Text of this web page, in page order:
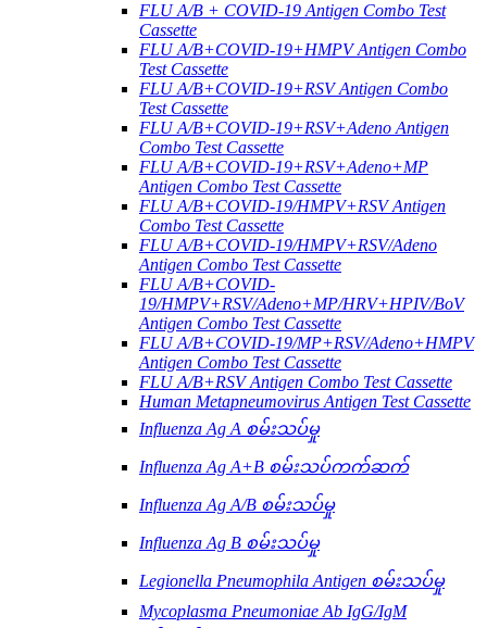
FLU A/B + COVID-19 Antigen Combo Test
Cassette
FLU A/B+COVID-19+HMPV Antigen Combo
Test Cassette
FLU A/B+COVID-19+RSV Antigen Combo
Test Cassette
FLU A/B+COVID-19+RSV+Adeno Antigen
Combo Test Cassette
FLU A/B+COVID-19+RSV+Adeno+MP
Antigen Combo Test Cassette
FLU A/B+COVID-19/HMPV+RSV Antigen
Combo Test Cassette
FLU A/B+COVID-19/HMPV+RSV/Adeno
Antigen Combo Test Cassette
FLU A/B+COVID-
19/HMPV+RSV/Adeno+MP/HRV+HPIV/BoV
Antigen Combo Test Cassette
FLU A/B+COVID-19/MP+RSV/Adeno+HMPV
Antigen Combo Test Cassette
FLU A/B+RSV Antigen Combo Test Cassette
Human Metapneumovirus Antigen Test Cassette
Influenza Ag A စမ်းသပ်မှု
Influenza Ag A+B စမ်းသပ်ကက်ဆက်
Influenza Ag A/B စမ်းသပ်မှု
Influenza Ag B စမ်းသပ်မှု
Legionella Pneumophila Antigen စမ်းသပ်မှု
Mycoplasma Pneumoniae Ab IgG/IgM